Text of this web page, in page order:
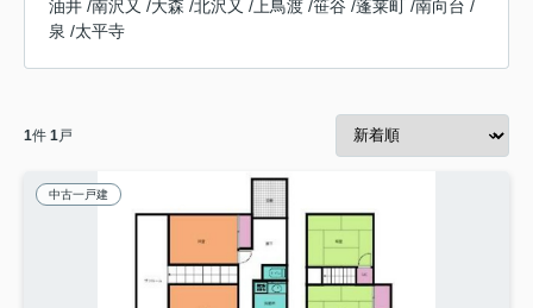
油井 /南沢又 /大森 /北沢又 / 上鳥渡 /笹谷 /蓬莱町 /南向台 /
泉 /太平寺
1件 1戸
中古一戸建